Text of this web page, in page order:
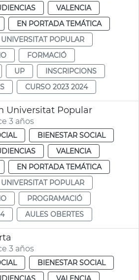
VALENCIA
EN PORTADA TEMÁTICA
UNIVERSITAT POPULAR
FORMACIÓ
UP
INSCRIPCIONS
CURSO 2023 2024
Universitat Popular
3 años
BIENESTAR SOCIAL
VALENCIA
EN PORTADA TEMÁTICA
UNIVERSITAT POPULAR
PROGRAMACIÓ
AULES OBERTES
3 años
BIENESTAR SOCIAL